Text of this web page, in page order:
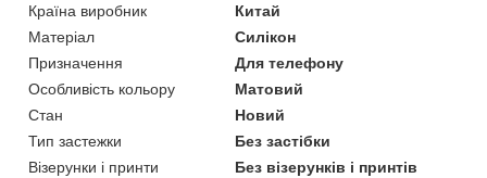
Країна виробник
Китай
Матеріал
Силікон
Призначення
Для телефону
Особливість кольору
Матовий
Стан
Новий
Тип застежки
Без застібки
Візерунки і принти
Без візерунків і принтів